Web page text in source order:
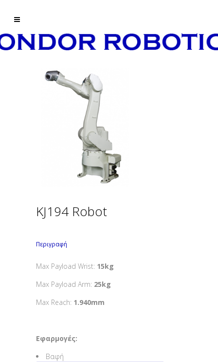
KJ194 Robot
Περιγραφή
Max Payload Wrist: 15kg
Max Payload Arm: 25kg
Max Reach: 1.940mm
Εφαρμογές:
Βαφή